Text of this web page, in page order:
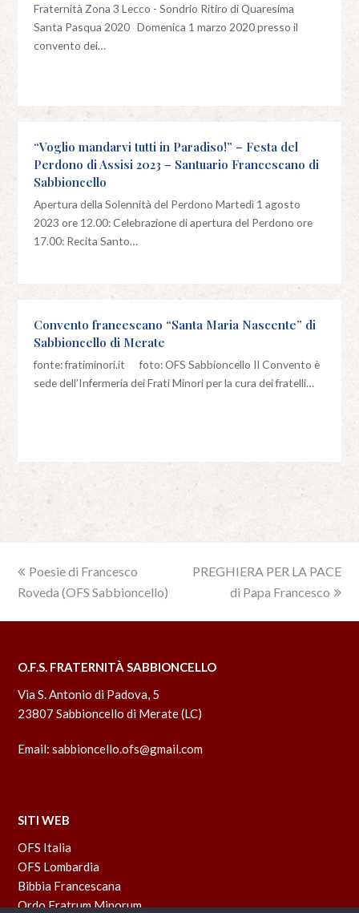
Fraternità Zona 3 Lecco - Sondrio Ritiro di Quaresima
Santa Pasqua 2020 Domenica 1 marzo 2020 presso il
convento dei…
“Voglio mandarvi tutti in Paradiso!” – Festa del
Perdono di Assisi 2023 – Santuario Francescano di
Sabbioncello
Apertura della Solennità del Perdono Martedì 1 agosto
2023 ore 12.00: Celebrazione di apertura del Perdono ore
17.00: Recita Santo…
Convento francescano “Santa Maria Nascente” di
Sabbioncello di Merate
fonte: fratiminori.it foto: OFS Sabbioncello Il Convento è
sede dell’Infermeria dei Frati Minori per la cura dei fratelli…
previous
post:
Poesie di Francesco
Roveda (OFS Sabbioncello)
next
PREGHIERA PER LA PACE
di Papa Francesco
O.F.S. FRATERNITÀ SABBIONCELLO
Via S. Antonio di Padova, 5
23807 Sabbioncello di Merate (LC)
Email:sabbioncello.ofs@gmail.com
SITI WEB
OFS Italia
OFS Lombardia
Bibbia Francescana
Ordo Fratrum Minorum